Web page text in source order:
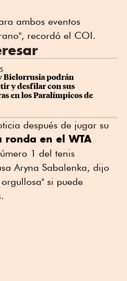
ambos eventos
recordó el COI.
Bielorrusia podrán
y desfilar con sus
en los Paralímpicos de
después de jugar su
ronda en el WTA
1 del tenis
Aryna Sabalenka, dijo
si puede